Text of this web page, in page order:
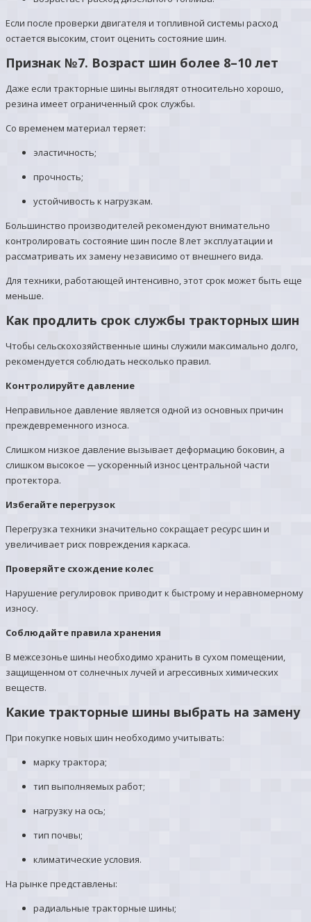
Если после проверки двигателя и топливной системы расход
остается высоким, стоит оценить состояние шин.
Признак №7. Возраст шин более 8–10 лет
Даже если тракторные шины выглядят относительно хорошо,
резина имеет ограниченный срок службы.
Со временем материал теряет:
эластичность;
прочность;
устойчивость к нагрузкам.
Большинство производителей рекомендуют внимательно
контролировать состояние шин после 8 лет эксплуатации и
рассматривать их замену независимо от внешнего вида.
Для техники, работающей интенсивно, этот срок может быть еще
меньше.
Как продлить срок службы тракторных шин
Чтобы сельскохозяйственные шины служили максимально долго,
рекомендуется соблюдать несколько правил.
Контролируйте давление
Неправильное давление является одной из основных причин
преждевременного износа.
Слишком низкое давление вызывает деформацию боковин, а
слишком высокое — ускоренный износ центральной части
протектора.
Избегайте перегрузок
Перегрузка техники значительно сокращает ресурс шин и
увеличивает риск повреждения каркаса.
Проверяйте схождение колес
Нарушение регулировок приводит к быстрому и неравномерному
износу.
Соблюдайте правила хранения
В межсезонье шины необходимо хранить в сухом помещении,
защищенном от солнечных лучей и агрессивных химических
веществ.
Какие тракторные шины выбрать на замену
При покупке новых шин необходимо учитывать:
марку трактора;
тип выполняемых работ;
нагрузку на ось;
тип почвы;
климатические условия.
На рынке представлены:
радиальные тракторные шины;